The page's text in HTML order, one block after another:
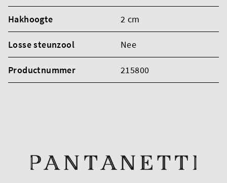
Hakhoogte 2 cm
Losse steunzool Nee
Productnummer 215800